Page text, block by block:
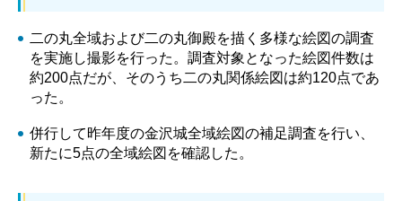
二の丸全域および二の丸御殿を描く多様な絵図の調査
を実施し撮影を行った。調査対象となった絵図件数は
約200点だが、そのうち二の丸関係絵図は約120点であ
った。
併行して昨年度の金沢城全域絵図の補足調査を行い、
新たに5点の全域絵図を確認した。